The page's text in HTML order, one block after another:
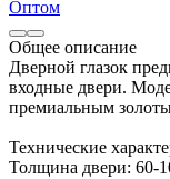
Оптом
Общее описание
Дверной глазок
входные двери.
премиальным
Технические
Толщина двери: 60-